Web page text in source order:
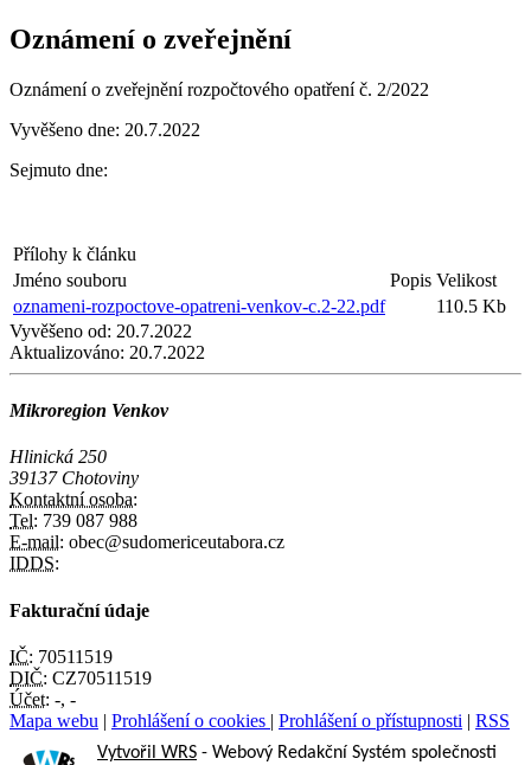
Oznámení o zveřejnění
Oznámení o zveřejnění rozpočtového opatření č. 2/2022
Vyvěšeno dne: 20.7.2022
Sejmuto dne:
Přílohy k článku
Jméno souboru
Popis Velikost
oznameni-rozpoctove-opatreni-venkov-c.2-22.pdf
110.5 Kb
Vyvěšeno od: 20.7.2022
Aktualizováno: 20.7.2022
Mikroregion Venkov
Hlinická 250
39137 Chotoviny
Kontaktní osoba:
Tel: 739 087 988
E-mail: obec@sudomericeutabora.cz
IDDS:
Fakturační údaje
IČ: 70511519
DIČ: CZ70511519
Účet: -, -
Mapa webu | Prohlášení o cookies | Prohlášení o přístupnosti | RSS
Vytvořil WRS - Webový Redakční Systém společnosti